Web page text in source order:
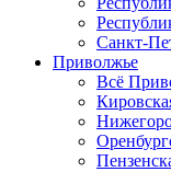
Санкт-
Приволжье
Всё